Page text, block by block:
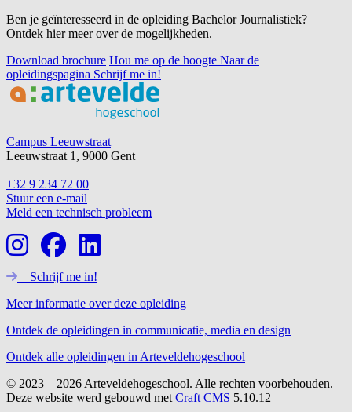
Ben je geïnteresseerd in de opleiding Bachelor Journalistiek?
Ontdek hier meer over de mogelijkheden.
Download brochure Hou me op de hoogte Naar de
opleidingspagina Schrijf me in!
Footer
Campus Leeuwstraat
Leeuwstraat 1, 9000 Gent
+32 9 234 72 00
Stuur een e-mail
Meld een technisch probleem
Schrijf me in!
Meer informatie over deze opleiding
Ontdek de opleidingen in communicatie, media en design
Ontdek alle opleidingen in Arteveldehogeschool
© 2023 – 2026 Arteveldehogeschool. Alle rechten voorbehouden.
Deze website werd gebouwd met Craft CMS 5.10.12